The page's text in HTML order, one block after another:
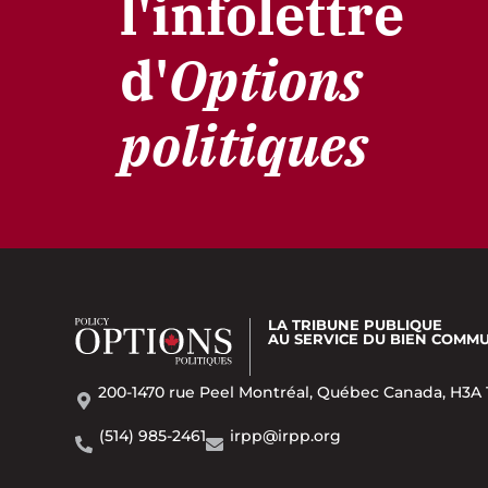
l'infolettre
d'Options
politiques
LA TRIBUNE PUBLIQUE
AU SERVICE DU BIEN
200-1470 rue Peel Montréal, Québec Canada, H3A
(514) 985-2461 irpp@irpp.org